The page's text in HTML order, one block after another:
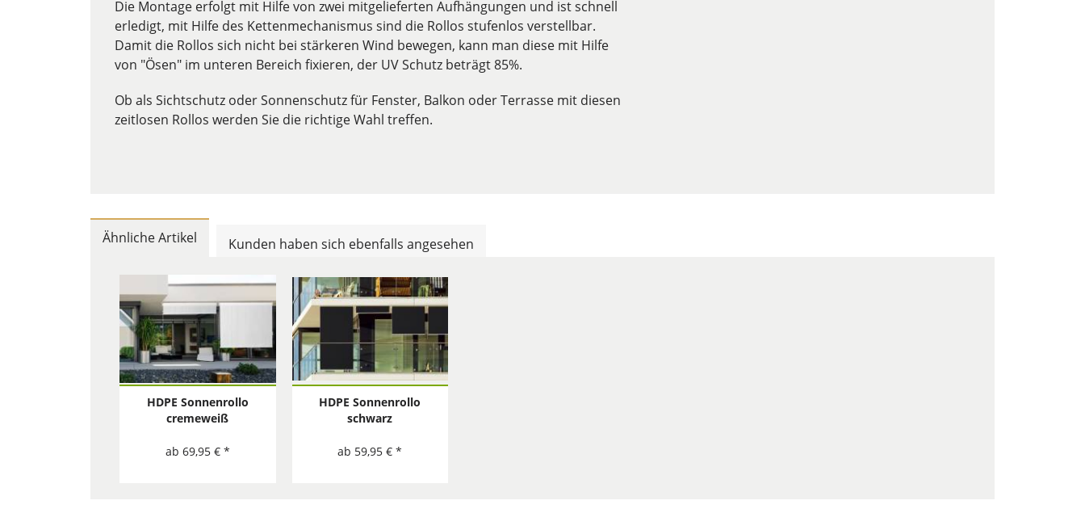
Die Montage erfolgt mit Hilfe von zwei mitgelieferten Aufhängungen und ist schnell
erledigt, mit Hilfe des Kettenmechanismus sind die Rollos stufenlos verstellbar.
Damit die Rollos sich nicht bei stärkeren Wind bewegen, kann man diese mit Hilfe
von "Ösen" im unteren Bereich fixieren, der UV Schutz beträgt 85%.
Ob als Sichtschutz oder Sonnenschutz für Fenster, Balkon oder Terrasse mit diesen
zeitlosen Rollos werden Sie die richtige Wahl treffen.
Ähnliche Artikel Kunden haben sich ebenfalls angesehen
HDPE Sonnenrollo
cremeweiß
ab 69,95 € *
HDPE Sonnenrollo
schwarz
ab 59,95 € *